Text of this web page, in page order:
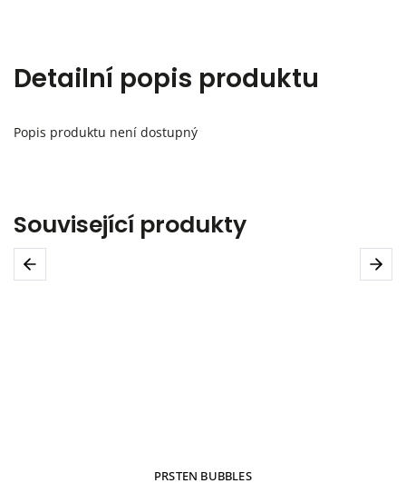
Detailní popis produktu
Popis produktu není dostupný
Související produkty
Previous
PRSTEN BUBBLES
Next